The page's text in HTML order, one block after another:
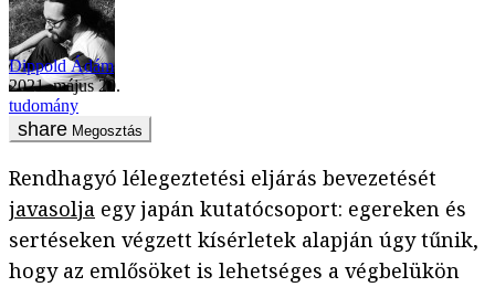
Dippold Ádám
2021. május 20.
tudomány
Megosztás
Rendhagyó lélegeztetési eljárás bevezetését
javasolja egy japán kutatócsoport: egereken és
sertéseken végzett kísérletek alapján úgy tűnik,
hogy az emlősöket is lehetséges a végbelükön